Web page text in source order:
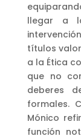
llegar a
títulos
a la Ética
que no
deberes
formales.
Mónico
función